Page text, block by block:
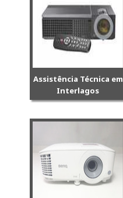
Assistência Técnica em
Interlagos